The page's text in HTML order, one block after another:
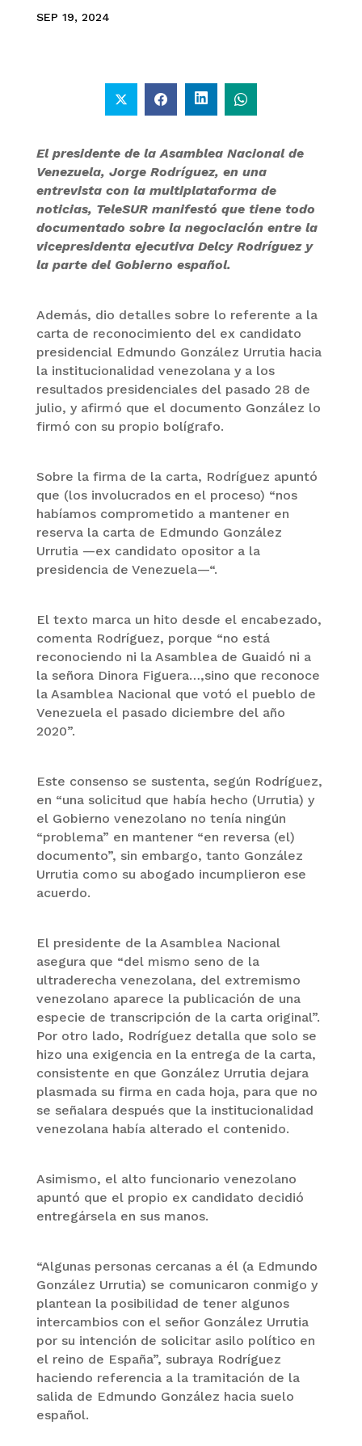
SEP 19, 2024
El presidente de la Asamblea Nacional de
Venezuela, Jorge Rodríguez, en una
entrevista con la multiplataforma de
noticias, TeleSUR manifestó que tiene todo
documentado sobre la negociación entre la
vicepresidenta ejecutiva Delcy Rodríguez y
la parte del Gobierno español.
Además, dio detalles sobre lo referente a la
carta de reconocimiento del ex candidato
presidencial Edmundo González Urrutia hacia
la institucionalidad venezolana y a los
resultados presidenciales del pasado 28 de
julio, y afirmó que el documento González lo
firmó con su propio bolígrafo.
Sobre la firma de la carta, Rodríguez apuntó
que (los involucrados en el proceso) “nos
habíamos comprometido a mantener en
reserva la carta de Edmundo González
Urrutia —ex candidato opositor a la
presidencia de Venezuela—“.
El texto marca un hito desde el encabezado,
comenta Rodríguez, porque “no está
reconociendo ni la Asamblea de Guaidó ni a
la señora Dinora Figuera…,sino que reconoce
la Asamblea Nacional que votó el pueblo de
Venezuela el pasado diciembre del año
2020”.
Este consenso se sustenta, según Rodríguez,
en “una solicitud que había hecho (Urrutia) y
el Gobierno venezolano no tenía ningún
“problema” en mantener “en reversa (el)
documento”, sin embargo, tanto González
Urrutia como su abogado incumplieron ese
acuerdo.
El presidente de la Asamblea Nacional
asegura que “del mismo seno de la
ultraderecha venezolana, del extremismo
venezolano aparece la publicación de una
especie de transcripción de la carta original”.
Por otro lado, Rodríguez detalla que solo se
hizo una exigencia en la entrega de la carta,
consistente en que González Urrutia dejara
plasmada su firma en cada hoja, para que no
se señalara después que la institucionalidad
venezolana había alterado el contenido.
Asimismo, el alto funcionario venezolano
apuntó que el propio ex candidato decidió
entregársela en sus manos.
“Algunas personas cercanas a él (a Edmundo
González Urrutia) se comunicaron conmigo y
plantean la posibilidad de tener algunos
intercambios con el señor González Urrutia
por su intención de solicitar asilo político en
el reino de España”, subraya Rodríguez
haciendo referencia a la tramitación de la
salida de Edmundo González hacia suelo
español.